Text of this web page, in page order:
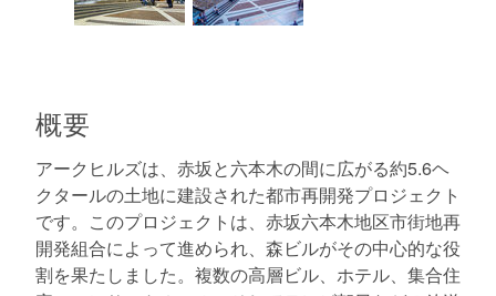
概要
アークヒルズは、赤坂と六本木の間に広がる約5.6ヘ
クタールの土地に建設された都市再開発プロジェクト
です。このプロジェクトは、赤坂六本木地区市街地再
開発組合によって進められ、森ビルがその中心的な役
割を果たしました。複数の高層ビル、ホテル、集合住